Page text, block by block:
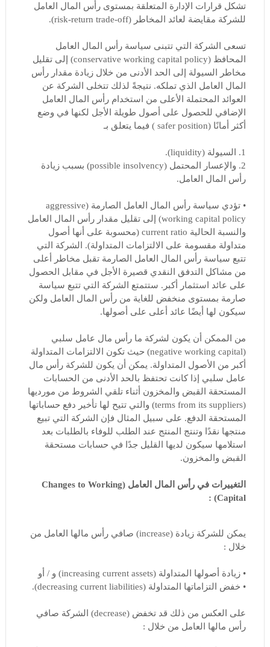
تشكل قرارات الإدارة المتعلقة بمستوى رأس المال العامل
للشركة مقايضة لعائد المخاطر (risk-return trade-off).
تسعى الشركة التي تتبنى سياسة رأس المال العامل
المحافظ (conservative working capital policy) إلى تقليل
مخاطر السيولة إلى الحد الأدنى من خلال زيادة مقدار رأس
المال العامل الذي تملكه. نتيجةً لذلك تتخلى الشركة عن
العوائد المحتملة الأعلى من استخدام رأس المال العامل
الإضافي للحصول على أصول طويلة الأجل لكنها في وضع
أكثر أمانًا (safer position ) فيما يتعلق بـ
1. السيولة (liquidity).
2. والإعسار المحتمل (possible insolvency) بسبب زيادة
رأس المال العامل.
• تؤدي سياسة رأس المال العامل الصارمة (aggressive
working capital policy) إلى تقليل مقدار رأس المال العامل
والنسبة الحالية current ratio (محسوبة على أنها أصول
متداولة مقسومة على الالتزامات المتداولة). الشركة التي
تتبع سياسة رأس المال العامل الصارمة تقبل مخاطر أعلى
من مشاكل التدفق النقدي قصيرة الأجل في مقابل الحصول
على عائد استثمار أكبر. ستتمتع الشركة التي تتبع سياسة
صارمة بمستوى منخفض للغاية من رأس المال العامل ولكن
سيكون لها أيضًا عائد أعلى على أصولها.
من الممكن أن يكون لشركة ما رأس مال عامل سلبي
(negative working capital) حيث تكون الالتزامات المتداولة
أكبر من الأصول المتداولة. يمكن أن يكون للشركة رأس مال
عامل سلبي إذا كانت تحتفظ بالحد الأدنى من الحسابات
المستحقة القبض والمخزون أثناء تلقي الشروط من مورديها
(terms from its suppliers) والتي تتيح لها تأخير دفع حساباتها
المستحقة الدفع. على سبيل المثال فإن الشركة التي تبيع
منتجها نقدًا وتنتج المنتج عند الطلب للوفاء بالطلبات بعد
استلامها سيكون لديها القليل جدًا في حسابات مستحقة
القبض والمخزون.
التغييرات في رأس المال العامل (Changes to Working
Capital) :
يمكن للشركة زيادة (increase) صافي رأس مالها العامل من
خلال :
• زيادة أصولها المتداولة (increasing current assets) و / أو
• خفض التزاماتها المتداولة (decreasing current liabilities).
على العكس من ذلك قد تخفض (decrease) الشركة صافي
رأس مالها العامل من خلال :